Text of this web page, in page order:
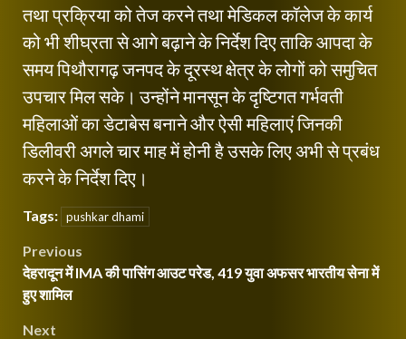
तथा प्रक्रिया को तेज करने तथा मेडिकल कॉलेज के कार्य
को भी शीघ्रता से आगे बढ़ाने के निर्देश दिए ताकि आपदा के
समय पिथौरागढ़ जनपद के दूरस्थ क्षेत्र के लोगों को समुचित
उपचार मिल सके। उन्होंने मानसून के दृष्टिगत गर्भवती
महिलाओं का डेटाबेस बनाने और ऐसी महिलाएं जिनकी
डिलीवरी अगले चार माह में होनी है उसके लिए अभी से प्रबंध
करने के निर्देश दिए।
Tags: pushkar dhami
Post
navigation
Previous
देहरादून में IMA की पासिंग आउट परेड, 419 युवा अफसर भारतीय सेना में
हुए शामिल
Next